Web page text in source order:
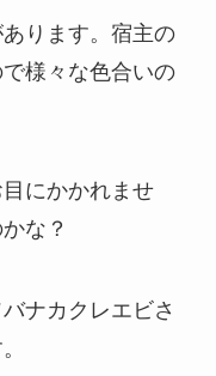
ります。宿主の
様々な色合いの
にかかれませ
な？
ナカクレエビさ